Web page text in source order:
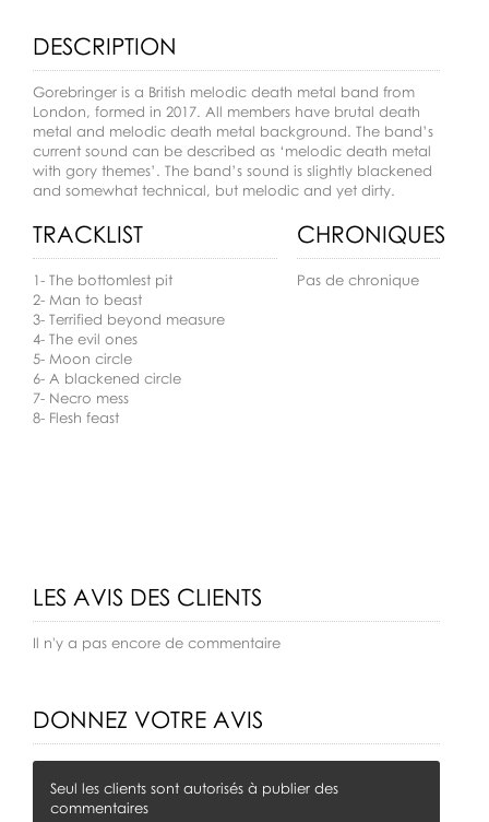
DESCRIPTION
Gorebringer is a British melodic death metal band from
London, formed in 2017. All members have brutal death
metal and melodic death metal background. The band’s
current sound can be described as ‘melodic death metal
with gory themes’. The band’s sound is slightly blackened
and somewhat technical, but melodic and yet dirty.
TRACKLIST
1- The bottomlest pit
2- Man to beast
3- Terrified beyond measure
4- The evil ones
5- Moon circle
6- A blackened circle
7- Necro mess
8- Flesh feast
CHRONIQUES
Pas de chronique
LES AVIS DES CLIENTS
Il n'y a pas encore de commentaire
DONNEZ VOTRE AVIS
Seul les clients sont autorisés à publier des
commentaires